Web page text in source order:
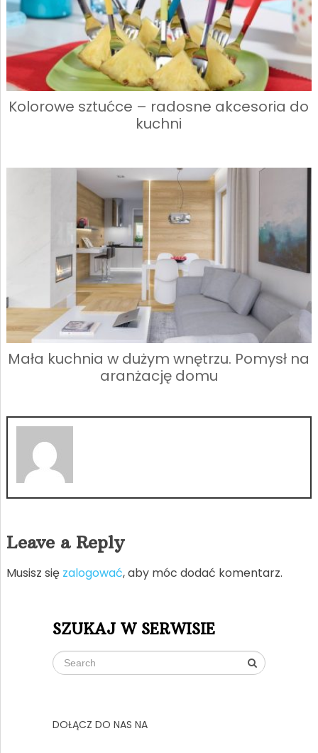
Kolorowe sztućce – radosne akcesoria do
kuchni
Mała kuchnia w dużym wnętrzu. Pomysł na
aranżację domu
Leave a Reply
Musisz się zalogować, aby móc dodać komentarz.
SZUKAJ W SERWISIE
DOŁĄCZ DO NAS NA